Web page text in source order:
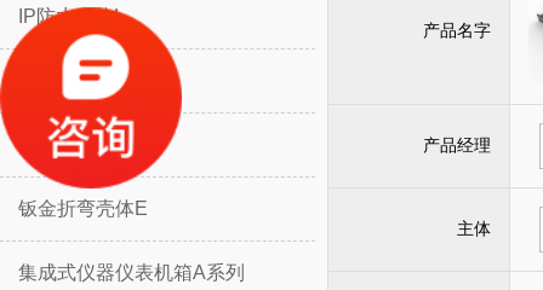
IP防水壳体L
IP防水壳体M
挡板防护壳体K
钣金折弯壳体E
集成式仪器仪表机箱A系列
产品名字
产品经理
主体